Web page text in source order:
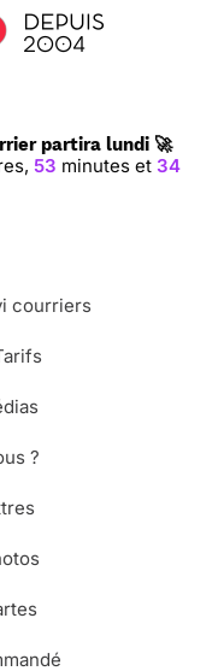
partira lundi 🚀
53 minutes et 33
courriers
?